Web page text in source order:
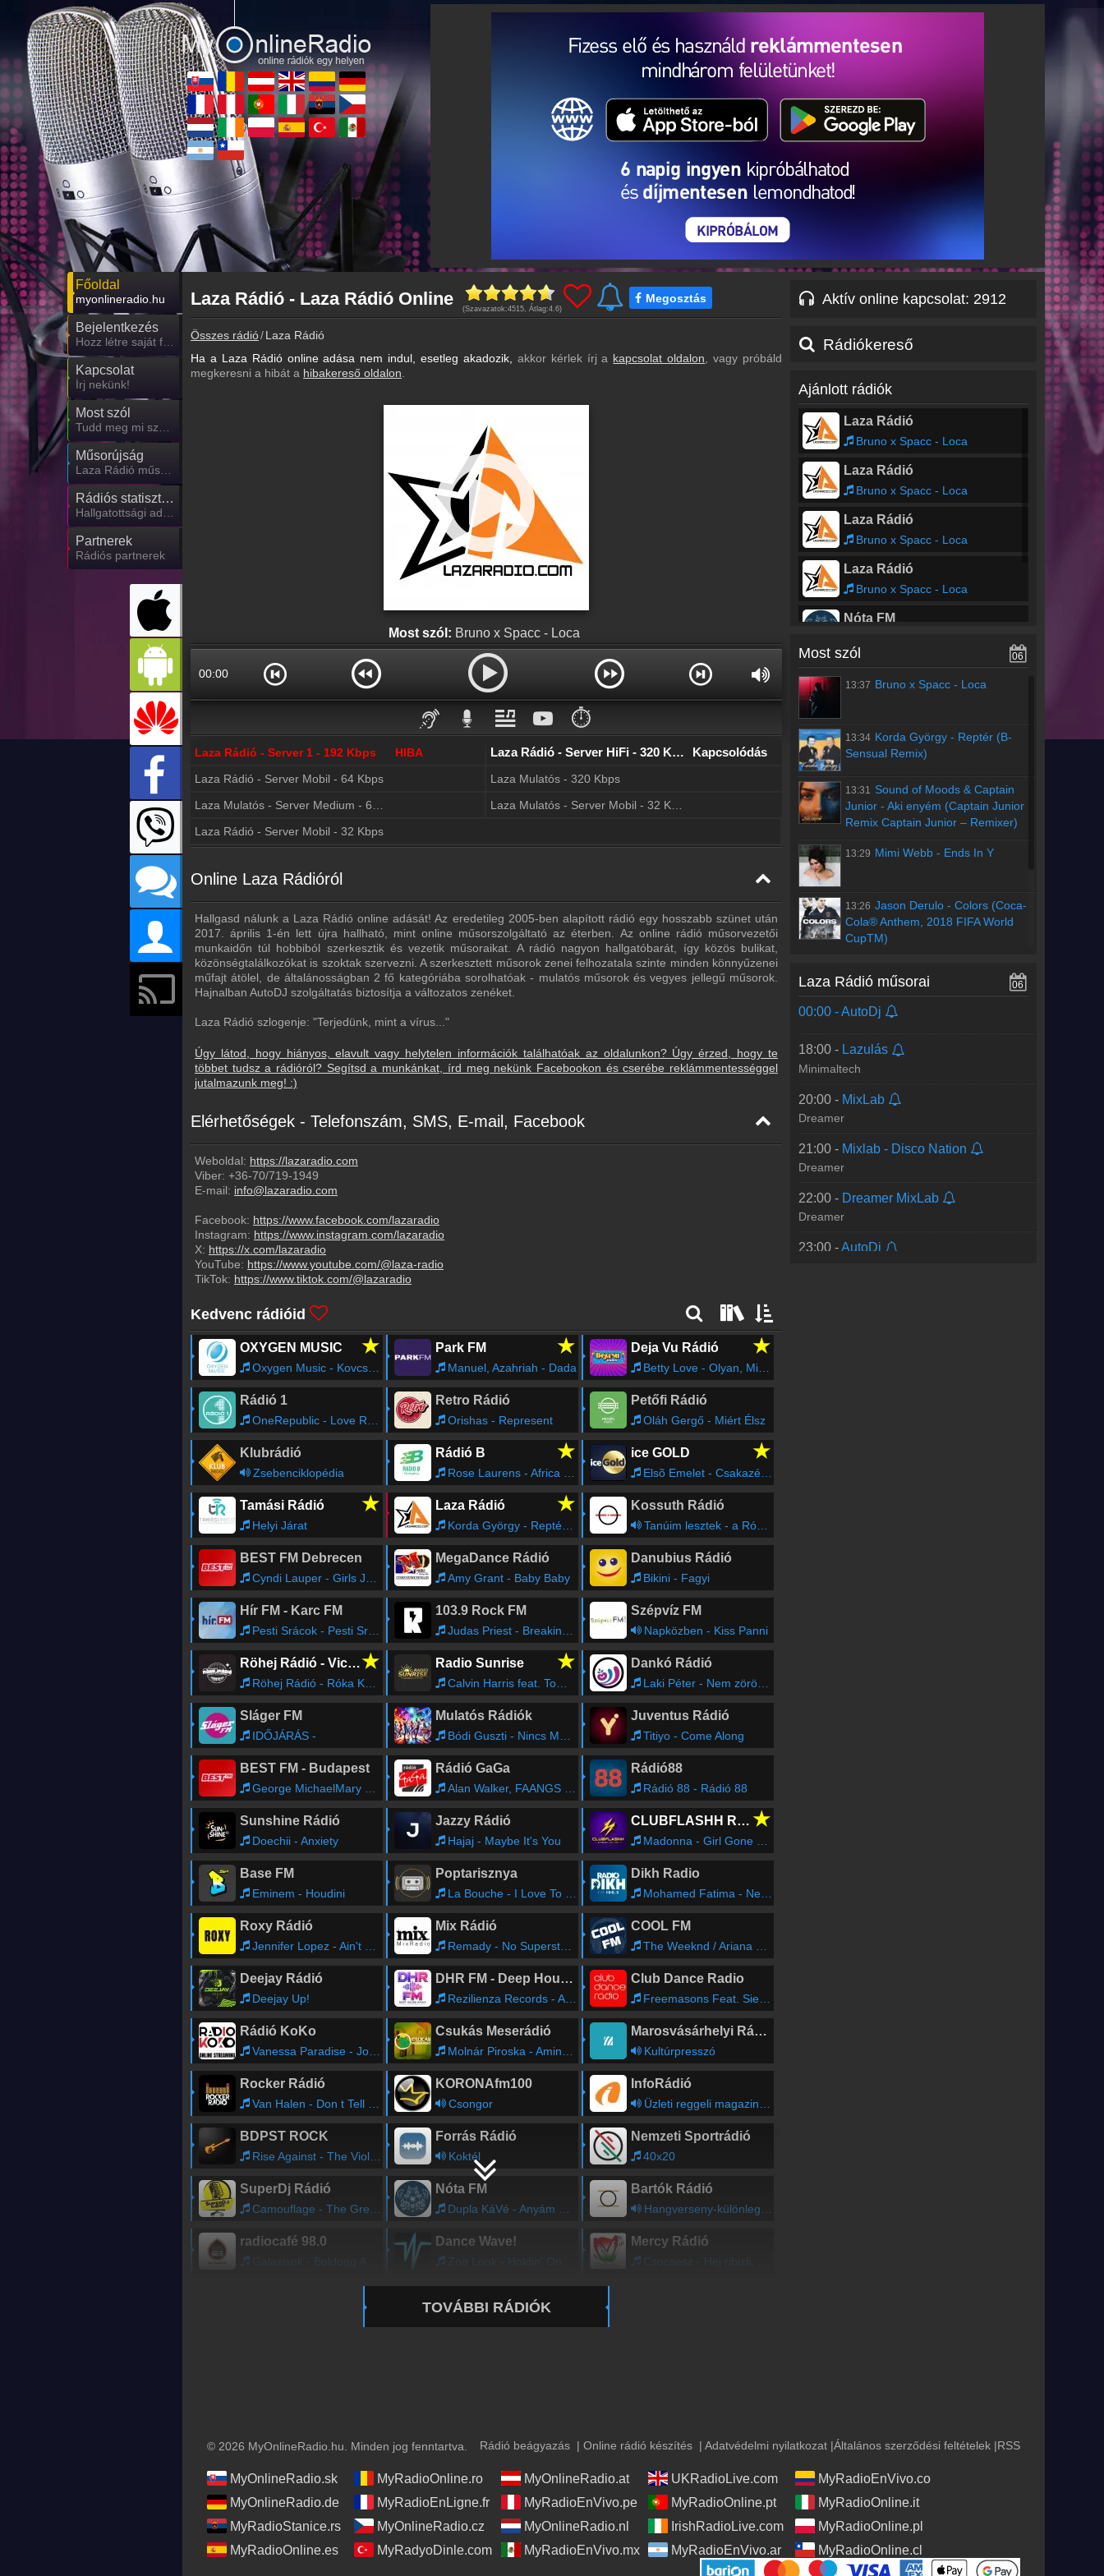
Főoldal
myonlineradio.hu
Bejelentkezés
Kapcsolat
Írj nekünk!
Most szól
Műsorújság
Rádiós statisztika
Partnerek
Rádiós partnerek
Laza Rádió - Laza Rádió Online (Szavazatok:4515, Átlag:4.6)
Megosztás
Összes rádió Laza Rádió
Ha a Laza Rádió online adása nem indul, esetleg akadozik,
akkor kérlek írj a kapcsolat oldalon , vagy próbáld
megkeresni a hibát a hibakereső oldalon
Most szól: Bruno x Spacc - Loca
00:00
⏱️
Laza Rádió - Server 1 - 192 Kbps HIBA Laza Rádió - Server HiFi - 320 Kbps Kapcsolódás
Laza Rádió - Server Mobil - 64 Kbps
Laza Mulatós - 320 Kbps
Laza Mulatós - Server Medium - 64 Kbps
Laza Mulatós - Server Mobil - 32 Kbps
Laza Rádió - Server Mobil - 32 Kbps
Online Laza Rádióról
Hallgasd nálunk a Laza Rádió online adását! Az eredetileg 2005-ben alapított rádió egy hosszabb szünet után
2017. április 1-én lett újra hallható, mint online műsorszolgáltató az éterben. Az online rádió műsorvezetői
munkaidőn túl hobbiból szerkesztik és vezetik műsoraikat. A rádió nagyon hallgatóbarát, így közös bulikat,
közönségtalálkozókat is szoktak szervezni. A szerkesztett műsorok zenei felhozatala szinte minden könnyűzenei
műfajt átölel, de általánosságban 2 fő kategóriába sorolhatóak - mulatós műsorok és vegyes jellegű műsorok.
Hajnalban AutoDJ szolgáltatás biztosítja a változatos zenéket.
Laza Rádió szlogenje: "Terjedünk, mint a vírus..."
Úgy látod, hogy hiányos, elavult vagy helytelen információk találhatóak az oldalunkon? Úgy érzed, hogy te
többet tudsz a rádióról? Segítsd a munkánkat, írd meg nekünk Facebookon és cserébe reklámmentességgel
jutalmazunk meg! :)
Elérhetőségek - Telefonszám, SMS, E-mail, Facebook
Weboldal: https://lazaradio.com
Viber: +36-70/719-1949
E-mail: info@lazaradio.com
Facebook: https://www.facebook.com/lazaradio
Instagram: https://www.instagram.com/lazaradio
X: https://x.com/lazaradio
YouTube: https://www.youtube.com/@laza-radio
TikTok: https://www.tiktok.com/@lazaradio
Kedvenc rádióid
OXYGEN MUSIC ★
Oxygen Music - Kovcs kos
Park FM ★
Manuel, Azahriah - Dada
Deja Vu Rádió ★
Betty Love - Olyan, Mint A Méz
Rádió 1
OneRepublic - Love Runs Out
Retro Rádió
Orishas - Represent
Petőfi Rádió
Oláh Gergő - Miért Élsz
Klubrádió
Zsebenciklopédia
Rádió B ★
Rose Laurens - Africa (Voodoo Master) [Version longue]
ice GOLD ★
Elsõ Emelet - Csakazértis szerelem
Tamási Rádió ★
Helyi Járat
Laza Rádió ★
Korda György - Reptér (B-Sensual Remix)
Kossuth Rádió
Tanúim lesztek - a Római Katolikus Egyház félórája
BEST FM Debrecen
Cyndi Lauper - Girls Just Want To Have Fun
MegaDance Rádió
Amy Grant - Baby Baby
Danubius Rádió
Bikini - Fagyi
Hír FM - Karc FM
Pesti Srácok - Pesti Srácok Podcast
103.9 Rock FM
Judas Priest - Breaking the Law
Szépvíz FM
Napközben - Kiss Panni
Röhej Rádió - Vicc az egész★
Röhej Rádió - Róka Koma29
Radio Sunrise ★
Calvin Harris feat. Tom Grennan - By Your Side
Dankó Rádió
Laki Péter - Nem zörög a haraszt
Sláger FM
IDŐJÁRÁS -
Mulatós Rádiók
Bódi Guszti - Nincs Már Remény
Juventus Rádió
Titiyo - Come Along
BEST FM - Budapest
George MichaelMary J. Blige - As (Remastered 2006)
Rádió GaGa
Alan Walker, FAANGS - Heartbreak Melody
Rádió88
Rádió 88 - Rádió 88
Sunshine Rádió
Doechii - Anxiety
Jazzy Rádió
Hajaj - Maybe It's You
CLUBFLASHH Radio ★
Madonna - Girl Gone Wild (Offer Nissim Radio Edit)
Base FM
Eminem - Houdini
Poptarisznya
La Bouche - I Love To Love [Original Radio Mix]
Dikh Radio
Mohamed Fatima - Nem Baj
Roxy Rádió
Jennifer Lopez - Ain't Your Mama
Mix Rádió
Remady - No Superstar (Sasha Goodman Remix)
COOL FM
The Weeknd / Ariana Grande - Save Your Tears (Remix)
Deejay Rádió
Deejay Up!
DHR FM - Deep House Radio
Rezilienza Records - Amir Nazari - Heard You
Club Dance Radio
Freemasons Feat. Siedah Garrett - Rain Down Love
Rádió KoKo
Vanessa Paradise - Joe Le Taxi (remix) (0,30)
Csukás Meserádió
Molnár Piroska - Aminbég
Marosvásárhelyi Rádió
Kultúrpresszó
Rocker Rádió
Van Halen - Don t Tell Me (What Love Can Do)
KORONAfm100
Csongor
InfoRádió
Üzleti reggeli magazin magazin
BDPST ROCK
Rise Against - The Violence
Forrás Rádió
Koktél
Nemzeti Sportrádió
40x20
SuperDj Rádió
Camouflage - The Great Commandment
Nóta FM
Dupla KáVé - Anyám Könnyei
Bartók Rádió
Hangverseny-különlegességek - A Magyar Rádió Szimfonikus Zenekarának hangversenye
radiocafé 98.0
Galaxisok - Boldogg Akarlak Tenni, De Nem Tudom, Hogy Kell
Dance Wave!
Zoo Look - Holdin' On
Mercy Rádió
Csocsesz - Hej ribizli, Utcra nylik a kocsma ajt
TOVÁBBI RÁDIÓK
Aktív online kapcsolat: 2912
Rádiókereső
Ajánlott rádiók
Laza Rádió
Bruno x Spacc - Loca
Laza Rádió
Bruno x Spacc - Loca
Laza Rádió
Bruno x Spacc - Loca
Laza Rádió
Bruno x Spacc - Loca
Nóta FM
Nóta FM
Dupla KáVé - Anyám Könnyei
Most szól 06
13:37 Bruno x Spacc - Loca
13:34 Korda György - Reptér (B-
Sensual Remix)
13:31 Sound of Moods & Captain
Junior - Aki enyém (Captain Junior
Remix Captain Junior – Remixer)
13:29 Mimi Webb - Ends In Y
13:26 Jason Derulo - Colors (Coca-
Cola® Anthem, 2018 FIFA World
CupTM)
(angrier)
Régebbi számok lekérése
Laza Rádió műsorai 06
00:00 -AutoDj
18:00 - Lazulás
Minimaltech
20:00 - MixLab
Dreamer
21:00 - Mixlab - Disco Nation
Dreamer
22:00 - Dreamer MixLab
Dreamer
23:00 -AutoDj
© 2026 MyOnlineRadio.hu. Minden jog fenntartva. Rádió beágyazás | Online rádió készítés | Adatvédelmi nyilatkozat |Általános szerződési feltételek |RSS
MyOnlineRadio.sk MyRadioOnline.ro MyOnlineRadio.at UKRadioLive.com
MyRadioEnVivo.co
MyOnlineRadio.de
MyRadioEnLigne.fr MyRadioEnVivo.pe MyRadioOnline.pt
MyRadioOnline.it
MyRadioStanice.rs
MyOnlineRadio.cz MyOnlineRadio.nl IrishRadioLive.com
MyRadioOnline.pl
MyRadioOnline.es
MyRadyoDinle.com MyRadioEnVivo.mx MyRadioEnVivo.ar MyRadioOnline.cl